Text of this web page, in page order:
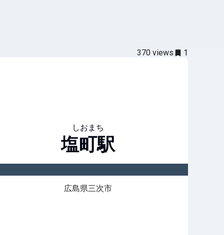
370 views 1
しおまち
塩町駅
広島県三次市